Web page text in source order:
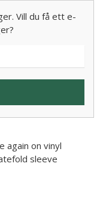
Vill du få ett e-
again on vinyl
sleeve